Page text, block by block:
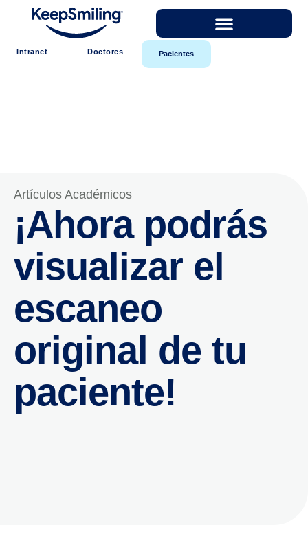
Intranet Doctores Pacientes
Artículos Académicos
¡Ahora podrás
visualizar el
escaneo
original de tu
paciente!